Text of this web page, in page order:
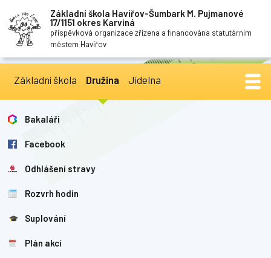
Základní škola Havířov-Šumbark M. Pujmanové
17/1151 okres Karviná
příspěvková organizace zřízena a financována statutárním
městem Havířov
Základní škola Družina Jídelna
Bakaláři
Facebook
Odhlášení stravy
Rozvrh hodin
Suplování
Plán akcí